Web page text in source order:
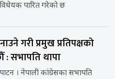
विधेयक पारित गरेको छ
गरी प्रमुख प्रतिपक्षको
: सभापति थापा
पाटन । नेपाली कांग्रेसका सभापति